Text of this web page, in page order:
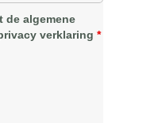
de algemene
verklaring *